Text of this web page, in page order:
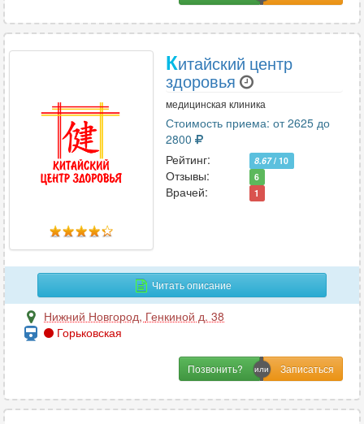
Китайский центр
здоровья
медицинская клиника
Стоимость приема: от 2625 до
2800
Рейтинг:
8.67/ 10
Отзывы: 6
Врачей: 1
Читать описание
Нижний Новгород, Генкиной д. 38
Горьковская
Позвонить?